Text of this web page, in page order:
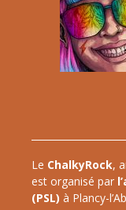
Le ChalkyRock,
est organisé par
(PSL) à Plancy-